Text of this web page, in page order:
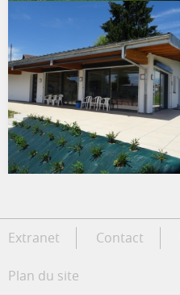
Extranet Contact
Plan du site